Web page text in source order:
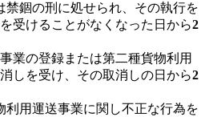
禁錮の刑に処せられ、その執行を
受けることがなくなった日から2
業の登録または第二種貨物利用
しを受け、その取消しの日から2
利用運送事業に関し不正な行為を